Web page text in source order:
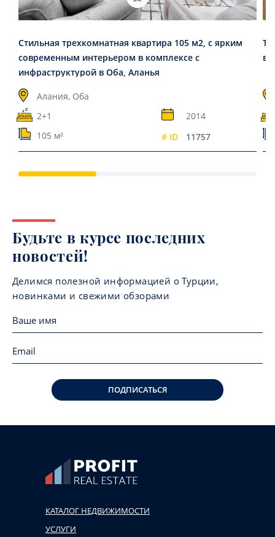
Стильная трехкомнатная квартира 105 м2, с ярким
современным интерьером в комплексе с
инфраструктурой в Оба, Аланья
Алания, Оба
2+1
2014
105 м²
# ID 11757
Будьте в курсе последних
новостей!
Делимся полезной информацией о Турции,
новинками и свежими обзорами
ПОДПИСАТЬСЯ
КАТАЛОГ НЕДВИЖИМОСТИ
УСЛУГИ